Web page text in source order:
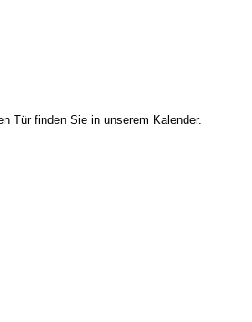
Tür finden Sie in unserem Kalender.